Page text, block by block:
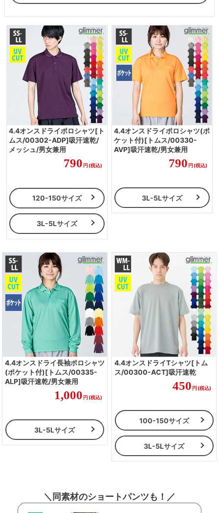
4.4オンスドライポロシャツ[ト
ムス/00302-ADP]吸汗速乾/
メッシュ/男女兼用
790 円 (税込)
120-150サイズ
3L-5Lサイズ
4.4オンスドライポロシャツ(ポ
ケット付)[トムス/00330-
AVP]吸汗速乾/男女兼用
790 円(税込)
3L-5Lサイズ
4.4オンスドライ長袖ポロシャツ
(ポケット付)[トムス/00335-
ALP]吸汗速乾/男女兼用
1,000 円 (税込)
3L-5Lサイズ
4.4オンスドライTシャツ[トム
ス/00300-ACT]吸汗速乾
450 円(税込)
100-150サイズ
3L-5Lサイズ
＼同素材のショートパンツも！／